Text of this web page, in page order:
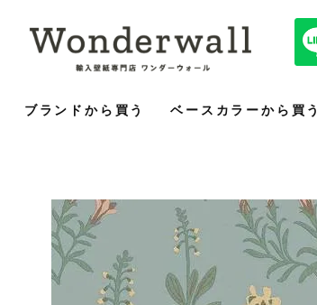
ブランドから買う ベースカラーから買う